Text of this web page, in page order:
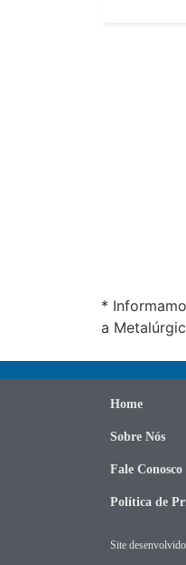
*
a
Home
Sobre Nós
Fale Conosco
Política de
Site